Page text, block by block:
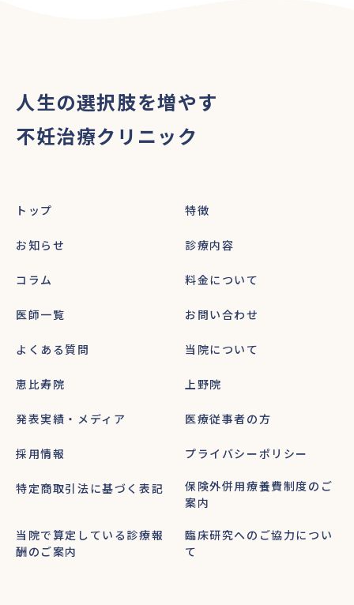
人生の選択肢を増やす
不妊治療クリニック
トップ 特徴
お知らせ 診療内容
コラム 料金について
医師一覧 お問い合わせ
よくある質問 当院について
恵比寿院 上野院
発表実績・メディア 医療従事者の方
採用情報 プライバシーポリシー
特定商取引法に基づく表記
保険外併用療養費制度のご
案内
当院で算定している診療報
酬のご案内
臨床研究へのご協力につい
て